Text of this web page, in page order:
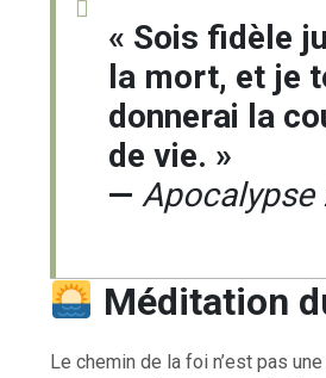
« Sois fidèle
la mort, et je
donnerai la
de vie. »
—Apocalypse
Méditation
Le chemin de la foi n’est pas